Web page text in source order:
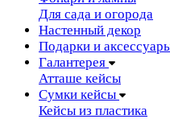
Для сада и огорода
Настенный декор
Подарки и
Галантерея
Атташе кейсы
Сумки кейсы
Кейсы из пластика